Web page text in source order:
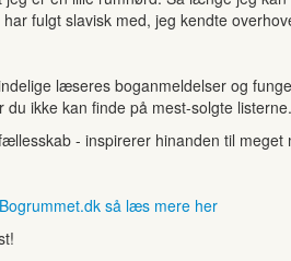
fulgt slavisk med, jeg kendte
læseres boganmeldelser og
du ikke kan finde på mest-solgte listerne.
- inspirerer hinanden til
så læs mere her